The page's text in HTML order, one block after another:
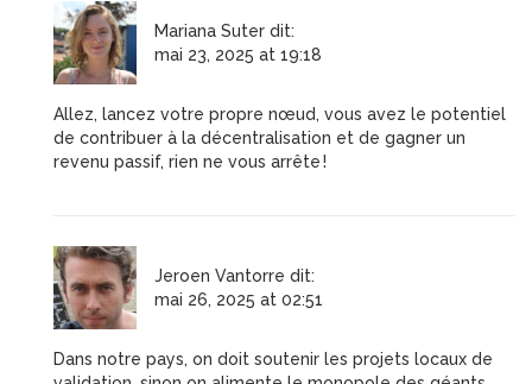
Mariana Suter dit:
mai 23, 2025 at 19:18
Allez, lancez votre propre nœud, vous avez le potentiel
de contribuer à la décentralisation et de gagner un
revenu passif, rien ne vous arrête !
Jeroen Vantorre dit:
mai 26, 2025 at 02:51
Dans notre pays, on doit soutenir les projets locaux de